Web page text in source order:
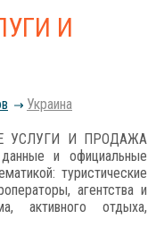
И
Украина
УСЛУГИ И ПРОДАЖА
и официальные
туристические
агентства и
активного отдыха,